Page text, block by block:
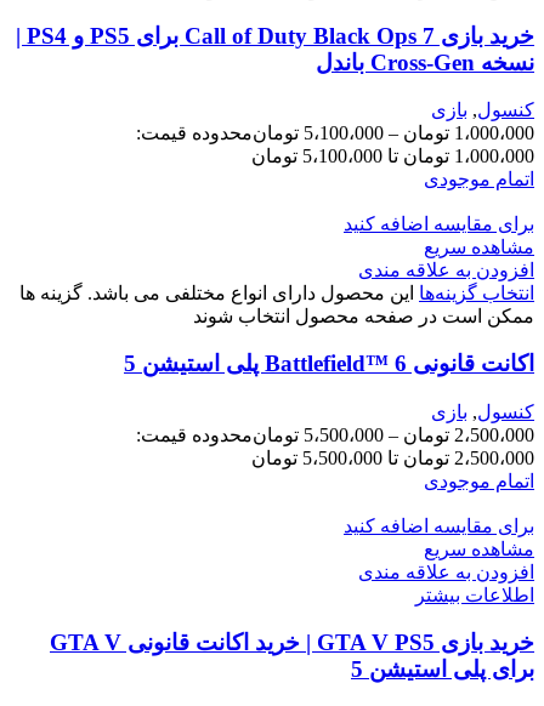
خرید بازی Call of Duty Black Ops 7 برای PS5 و PS4 |
نسخه Cross-Gen باندل
کنسول, بازی
1،000،000 تومان – 5،100،000 تومانمحدوده قیمت:
1،000،000 تومان تا 5،100،000 تومان
اتمام موجودی
برای مقایسه اضافه کنید
مشاهده سریع
افزودن به علاقه مندی
انتخاب گزینه‌ها این محصول دارای انواع مختلفی می باشد. گزینه ها
ممکن است در صفحه محصول انتخاب شوند
اکانت قانونی Battlefield™ 6 پلی استیشن 5
کنسول, بازی
2،500،000 تومان – 5،500،000 تومانمحدوده قیمت:
2،500،000 تومان تا 5،500،000 تومان
اتمام موجودی
برای مقایسه اضافه کنید
مشاهده سریع
افزودن به علاقه مندی
اطلاعات بیشتر
خرید بازی GTA V PS5 | خرید اکانت قانونی GTA V
برای پلی استیشن 5